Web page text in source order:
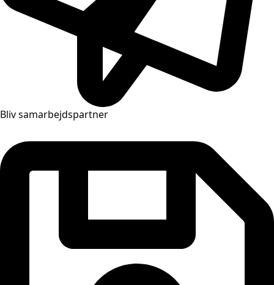
Bliv samarbejdspartner